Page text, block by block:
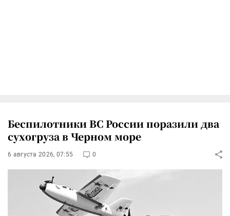
Беспилотники ВС России поразили два
сухогруза в Черном море
6 августа 2026, 07:55 0